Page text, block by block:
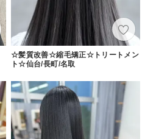
☆髪質改善☆縮毛矯正☆トリートメン
ト☆仙台/長町/名取